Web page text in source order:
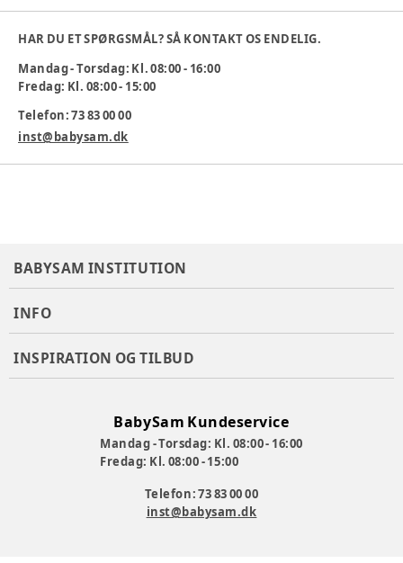
Bordpladens mål: 65 x 70 cm.
Vandring: 61-125 cm.
Max. belastning: 50 kg.
Varenummer:275446
HAR DU ET SPØRGSMÅL? SÅ KONTAKT OS ENDELIG.
Mandag - Torsdag: Kl. 08:00 - 16:00
Fredag: Kl. 08:00 - 15:00
Telefon: 73 83 00 00
inst@babysam.dk
BABYSAM INSTITUTION
INFO
INSPIRATION OG TILBUD
BabySam Kundeservice
Mandag - Torsdag: Kl. 08:00 - 16:00
Fredag: Kl. 08:00 - 15:00
Telefon: 73 83 00 00
inst@babysam.dk